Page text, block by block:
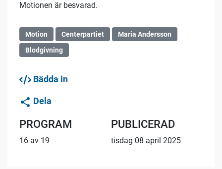
Motionen är besvarad.
Motion Centerpartiet
Maria Andersson
Blodgivning
Bädda in
Dela
PROGRAM
16 av 19
PUBLICERAD
tisdag 08 april 2025